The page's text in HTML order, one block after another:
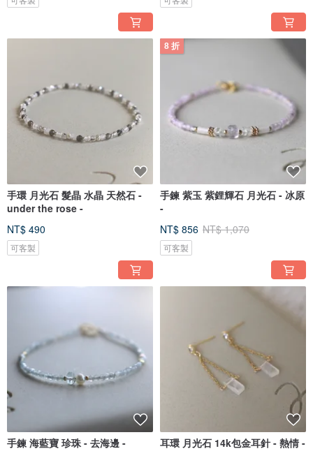
手環 月光石 髮晶 水晶 天然石 -
under the rose -
NT$ 490
可客製
8 折
手鍊 紫玉 紫鋰輝石 月光石 - 冰原
-
NT$ 856 NT$ 1,070
可客製
手鍊 海藍寶 珍珠 - 去海邊 - 耳環 月光石 14k包金耳針 - 熱情 -